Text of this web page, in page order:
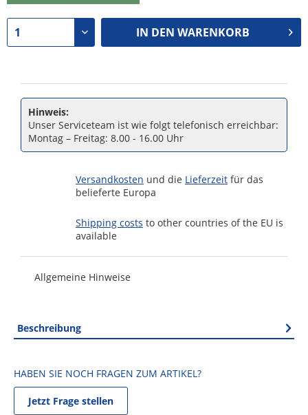
IN DEN WARENKORB
Hinweis:
Unser Serviceteam ist wie folgt telefonisch erreichbar:
Montag – Freitag: 8.00 - 16.00 Uhr
Versandkosten und die Lieferzeit für das
belieferte Europa
Shipping costs to other countries of the EU is
available
Allgemeine Hinweise
Beschreibung
HABEN SIE NOCH FRAGEN ZUM ARTIKEL?
Jetzt Frage stellen